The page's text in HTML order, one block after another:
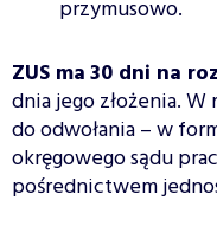
przymusowo.
ZUS ma30 dni na
dnia jego złożenia.
do odwołania – w
okręgowego sądu
pośrednictwem